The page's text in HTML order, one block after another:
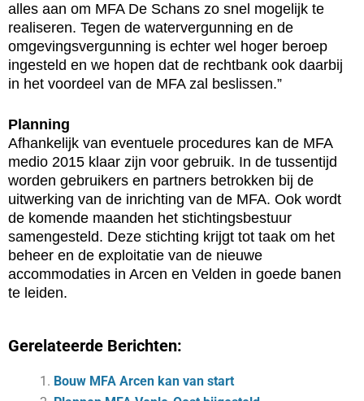
alles aan om MFA De Schans zo snel mogelijk te
realiseren. Tegen de watervergunning en de
omgevingsvergunning is echter wel hoger beroep
ingesteld en we hopen dat de rechtbank ook daarbij
in het voordeel van de MFA zal beslissen.”
Planning
Afhankelijk van eventuele procedures kan de MFA
medio 2015 klaar zijn voor gebruik. In de tussentijd
worden gebruikers en partners betrokken bij de
uitwerking van de inrichting van de MFA. Ook wordt
de komende maanden het stichtingsbestuur
samengesteld. Deze stichting krijgt tot taak om het
beheer en de exploitatie van de nieuwe
accommodaties in Arcen en Velden in goede banen
te leiden.
Gerelateerde Berichten:
Bouw MFA Arcen kan van start